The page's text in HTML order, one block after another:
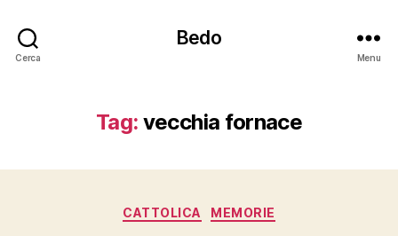
Cerca
Bedo
Menu
Tag: vecchia fornace
Categorie
CATTOLICA MEMORIE